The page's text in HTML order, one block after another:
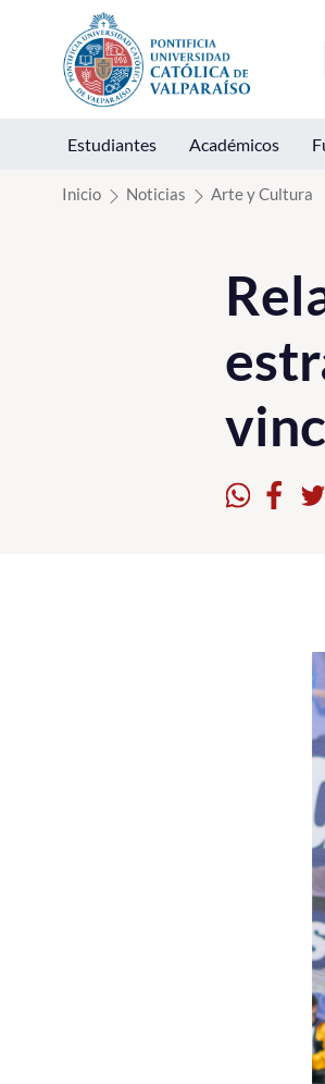
Click acá para ir directamente al contenido
Estudiantes Académicos
Inicio Noticias Arte y Cultura